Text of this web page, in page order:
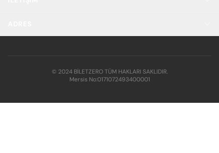
© 2024 BİLETZERO TÜM HAKLARI SAKLIDIR.
Mersis No:0171072493400001